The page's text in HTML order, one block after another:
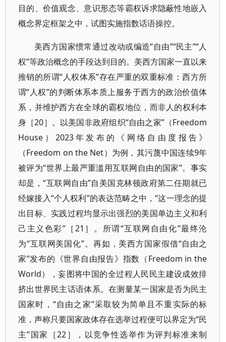
目的、价值观念、意识形态等霸权诉求隐蔽性地嵌入
概念界定框架之中，试图实施指数话语操控。
美西方国家惯常通过改动或编造“自由”“民主”“人
权”等政治概念的手段达到目的。美西方国家一直以来
推销的所谓“人权体系”存在严重的双重标准：西方所
谓“人权”的判断体系本质上服务于西方的政治价值体
系，并维护西方在全球的霸权地位，而非人的权利本
身［20］。以美国非政府组织“自由之家”（Freedom
House）2023年发布的《网络自由度报告》
（Freedom on the Net）为例，其污蔑中国连续9年
被评为“世界上最严重滥用互联网自由的国家”。事实
却是，“互联网自由”自美国克林顿政府第二任期就已
经嫁接入“个人权利”的表达范畴之中，“这一理念的提
出目标、实践过程均显示出强烈的美国单边主义和利
己主义色彩”［21］。所谓“互联网自由化”最终沦
为“互联网美国化”。再如，美西方国家假借“自由之
家”发布的《世界自由报告》指数（Freedom in the
World），妄图将中国的全过程人民民主建设成效排
挤出世界民主话语体系。在测量某一国家是否为民主
国家时，“自由之家”采取较为简单且不重实际的标
准，声称只要国家政体存在选举过程便可以界定为“民
主”国家［22］，以竞争性选举作为评判标准来制